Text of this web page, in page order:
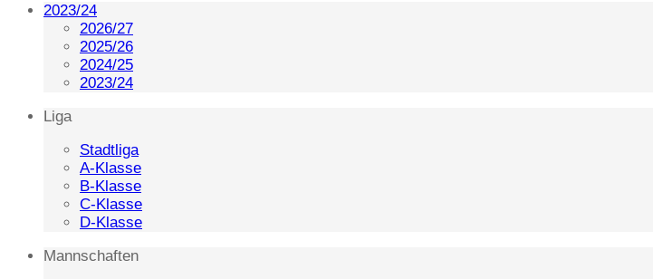
2023/24
2026/27
2025/26
2024/25
2023/24
Liga
Stadtliga
A-Klasse
B-Klasse
C-Klasse
D-Klasse
Mannschaften